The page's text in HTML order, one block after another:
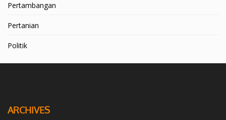
Pertambangan
Pertanian
Politik
ARCHIVES